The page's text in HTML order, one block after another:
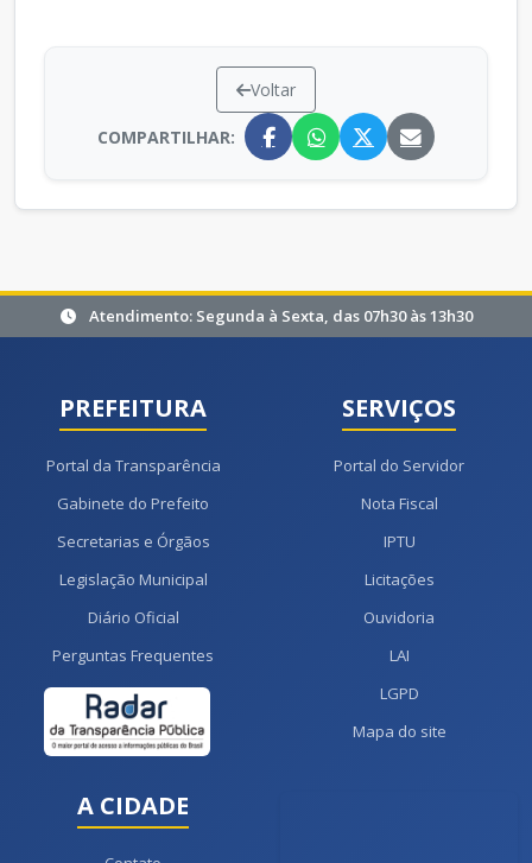
Voltar
COMPARTILHAR:
Atendimento: Segunda à Sexta, das 07h30 às 13h30
PREFEITURA
Portal da Transparência
Gabinete do Prefeito
Secretarias e Órgãos
Legislação Municipal
Diário Oficial
Perguntas Frequentes
SERVIÇOS
Portal do Servidor
Nota Fiscal
IPTU
Licitações
Ouvidoria
LAI
LGPD
Mapa do site
A CIDADE